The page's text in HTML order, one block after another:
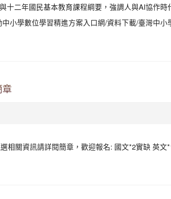
二年國民基本教育課程綱要，強調人與AI協作
小學數位學習精進方案入口網/資料下載/臺灣中小
章
相關資訊請詳閱簡章，歡迎報名: 國文*2實缺 英